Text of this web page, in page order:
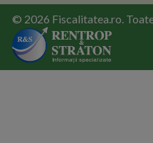
© 2026 Fiscalitatea.ro.